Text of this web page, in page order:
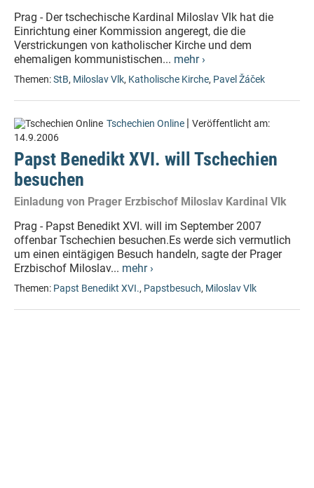
Prag - Der tschechische Kardinal Miloslav Vlk hat die
Einrichtung einer Kommission angeregt, die die
Verstrickungen von katholischer Kirche und dem
ehemaligen kommunistischen... mehr ›
Themen:StB, Miloslav Vlk, Katholische Kirche, Pavel Žáček
Tschechien Online | Veröffentlicht am:
14.9.2006
Papst Benedikt XVI. will Tschechien
besuchen
Einladung von Prager Erzbischof Miloslav Kardinal Vlk
Prag - Papst Benedikt XVI. will im September 2007
offenbar Tschechien besuchen.Es werde sich vermutlich
um einen eintägigen Besuch handeln, sagte der Prager
Erzbischof Miloslav... mehr ›
Themen: Papst Benedikt XVI., Papstbesuch, Miloslav Vlk